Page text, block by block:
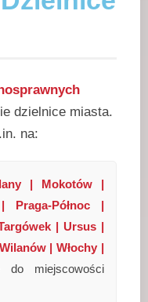
dzielnice miasta.
na:
| Mokotów |
Praga-Północ |
| Ursus |
| Włochy |
miejscowości